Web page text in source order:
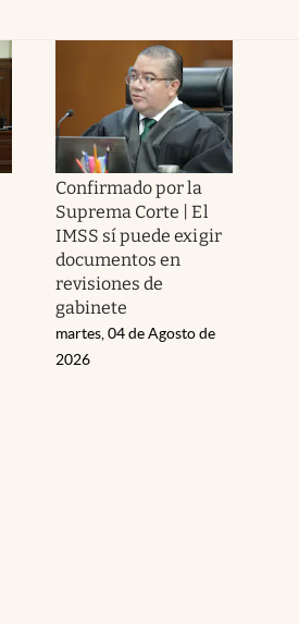
Confirmado por la
Suprema Corte | El
IMSS sí puede exigir
documentos en
revisiones de
gabinete
martes, 04 de Agosto de
2026